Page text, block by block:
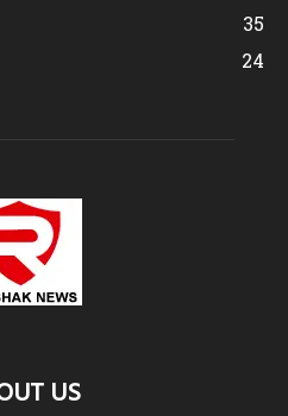
35
24
US